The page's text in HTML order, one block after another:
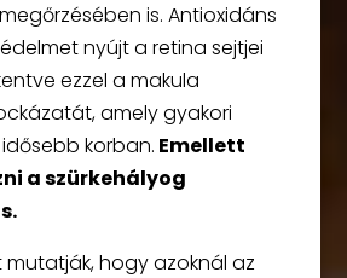
is. Antioxidáns
nyújt a retina sejtjei
ezzel a makula
amely gyakori
korban. Emellett
a szürkehályog
mutatják, hogy azoknál az